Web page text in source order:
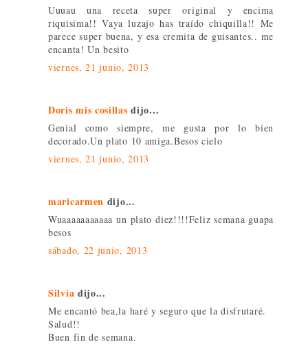
Uuuau una receta super original y encima
riquisima!! Vaya luzajo has traído chiquilla!! Me
parece super buena, y esa cremita de guisantes.. me
encanta! Un besito
viernes, 21 junio, 2013
Doris mis cosillas dijo...
Genial como siempre, me gusta por lo bien
decorado.Un plato 10 amiga.Besos cielo
viernes, 21 junio, 2013
maricarmen dijo...
Wuaaaaaaaaaaa un plato diez!!!!Feliz semana guapa
besos
sábado, 22 junio, 2013
Silvia dijo...
Me encantó bea,la haré y seguro que la disfrutaré.
Salud!!
Buen fin de semana.